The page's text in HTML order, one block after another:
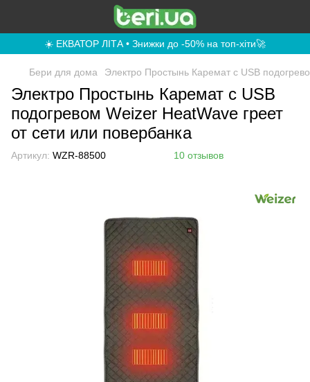
☀️ ЕКВАТОР ЛІТА • Знижки до -50% на топ-хіти🚀
Бери для дома Электро Простынь Каремат с USB
Электро Простынь Каремат с USB
подогревом Weizer HeatWave греет
от сети или повербанка
Артикул: WZR-88500 10 отзывов